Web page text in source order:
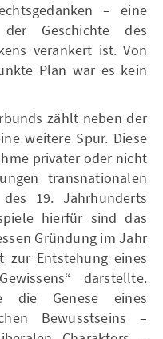
– eine
Geschichte des
verankert ist. Von
Plan war es kein
zählt neben der
weitere Spur. Diese
privater oder nicht
transnationalen
19. Jahrhunderts
hierfür sind das
Gründung im Jahr
zur Entstehung eines
darstellte.
die Genese eines
Bewusstseins –